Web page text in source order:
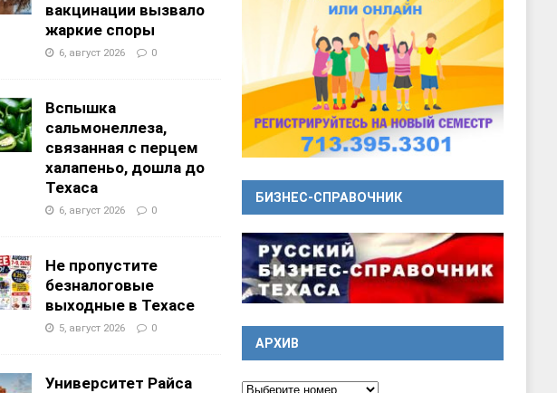
вакцинации вызвало
жаркие споры
6, август 2026 0
Вспышка
сальмонеллеза,
связанная с перцем
халапеньо, дошла до
Техаса
6, август 2026 0
Не пропустите
безналоговые
выходные в Техасе
5, август 2026 0
Университет Райса
БИЗНЕС-СПРАВОЧНИК
АРХИВ